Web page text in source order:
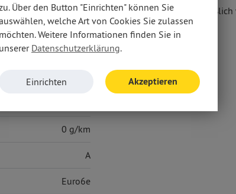
eines Kaufvertrages zu diesem Angebot
0 g/km
A
Euro6e
Über den Button "Einrichten" können Sie
welche Art von Cookies Sie zulassen
möchten. Weitere Informationen finden Sie in
unserer Datenschutzerklärung.
Einrichten Akzeptieren